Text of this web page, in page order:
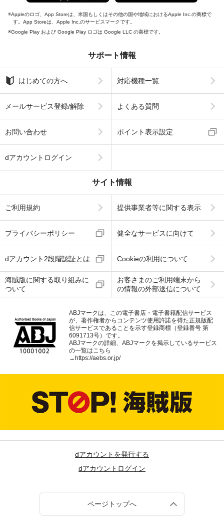
Appleのロゴ、App Storeは、米国もしくはその他の国や地域におけるApple Inc.の商標で
す。App Storeは、Apple Inc.のサービスマークです。
Google Play および Google Play ロゴは Google LLC の商標です。
サポート情報
はじめての方へ 対応機種一覧
メールサービス登録/解除 よくある質問
お問い合わせ ポイント表示設定
dアカウントログイン
サイト情報
ご利用規約 提供事業者等に関する表示
プライバシーポリシー 健全なサービスに向けて
dアカウント2段階認証とは Cookieの利用について
海賊版に関する取り組みに
ついて
お客さまのご利用端末から
の情報の外部送信について
ABJマークは、この電子書店・電子書籍配信サービス
が、著作権者からコンテンツ使用許諾を得た正規版配
信サービスであることを示す登録商標（登録番号 第
6091713号）です。
ABJマークの詳細、ABJマークを掲示しているサービス
の一覧はこちら
→ https://aebs.or.jp/
dアカウントを発行する
dアカウントログイン
ページトップへ